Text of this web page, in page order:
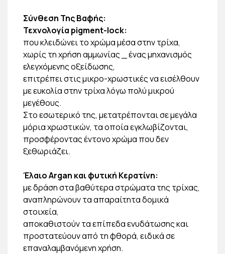
Σύνθεση Της Βαφής:
Τεχνολογία pigment-lock:
που κλειδώνει το χρώμα μέσα στην τρίχα,
χωρίς τη χρήση αμμωνίας _ ένας μηχανισμός
ελεγχόμενης οξείδωσης,
επιτρέπει στις μικρο-χρωστικές να εισέλθουν
με ευκολία στην τρίχα λόγω πολύ μικρού
μεγέθους.
Στο εσωτερικό της, μετατρέπονται σε μεγάλα
μόρια χρωστικών, τα οποία εγκλωβίζονται,
προσφέροντας έντονο χρώμα που δεν
ξεθωριάζει.
Έλαιο Argan και φυτική Κερατίνη:
με δράση στα βαθύτερα στρώματα της τρίχας,
αναπληρώνουν τα απαραίτητα δομικά
στοιχεία,
αποκαθιστούν τα επίπεδα ενυδάτωσης και
προστατεύουν από τη φθορά, ειδικά σε
επαναλαμβανόμενη χρήση.